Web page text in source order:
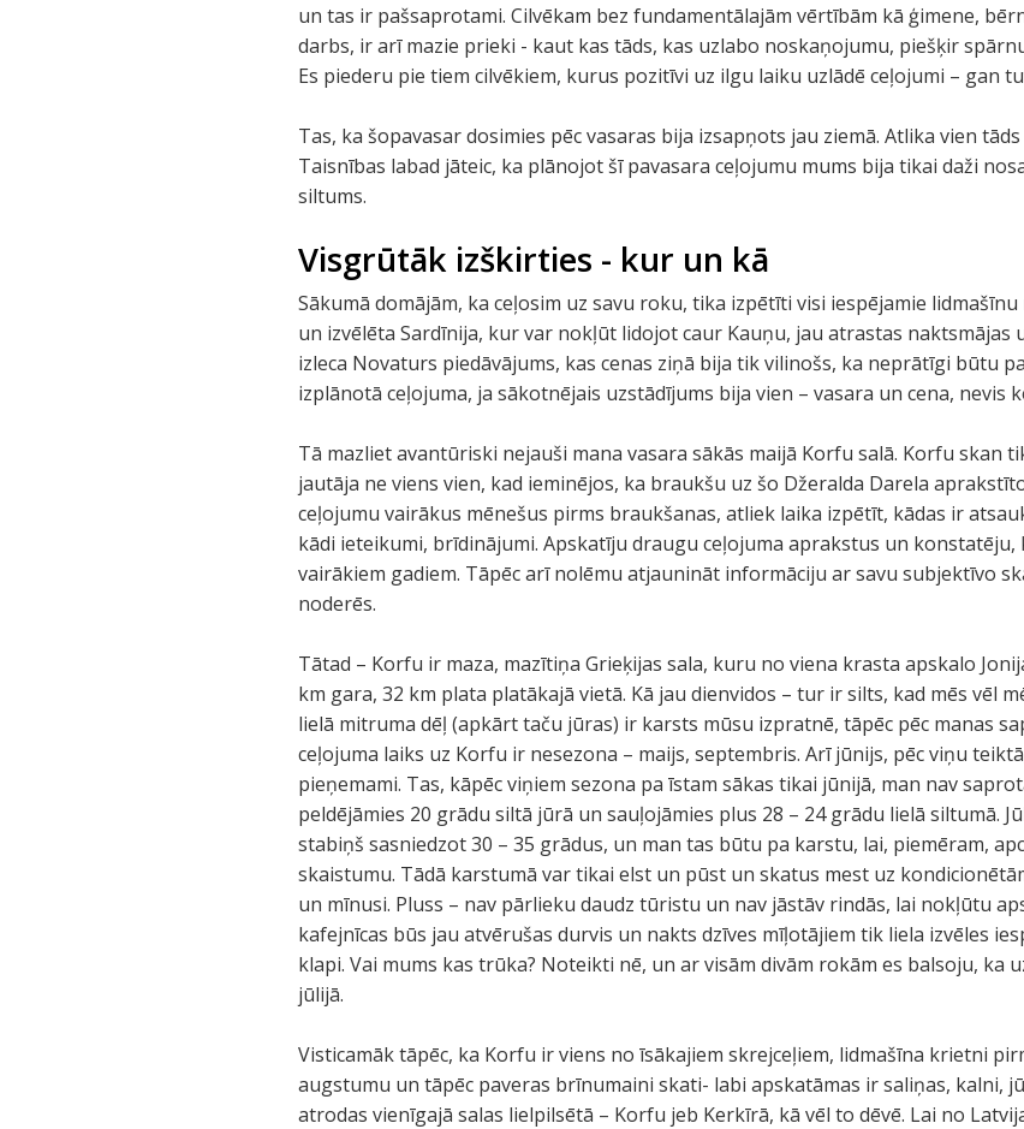
un tas ir pašsaprotami. Cilvēkam bez fundamentālajām vērtībām kā ģimene,
darbs, ir arī mazie prieki - kaut kas tāds, kas uzlabo noskaņojumu, piešķir
Es piederu pie tiem cilvēkiem, kurus pozitīvi uz ilgu laiku uzlādē ceļojumi – gan
Tas, ka šopavasar dosimies pēc vasaras bija izsapņots jau ziemā. Atlika vien
Taisnības labad jāteic, ka plānojot šī pavasara ceļojumu mums bija tikai daži
siltums.
Visgrūtāk izškirties - kur un kā
Sākumā domājām, ka ceļosim uz savu roku, tika izpētīti visi iespējamie
un izvēlēta Sardīnija, kur var nokļūt lidojot caur Kauņu, jau atrastas
izleca Novaturs piedāvājums, kas cenas ziņā bija tik vilinošs, ka neprātīgi būtu
izplānotā ceļojuma, ja sākotnējais uzstādījums bija vien – vasara un cena, nevis
Tā mazliet avantūriski nejauši mana vasara sākās maijā Korfu salā. Korfu skan
jautāja ne viens vien, kad ieminējos, ka braukšu uz šo Džeralda Darela
ceļojumu vairākus mēnešus pirms braukšanas, atliek laika izpētīt, kādas ir
kādi ieteikumi, brīdinājumi. Apskatīju draugu ceļojuma aprakstus un
vairākiem gadiem. Tāpēc arī nolēmu atjaunināt informāciju ar savu subjektīvo
noderēs.
Tātad – Korfu ir maza, mazītiņa Grieķijas sala, kuru no viena krasta apskalo
km gara, 32 km plata platākajā vietā. Kā jau dienvidos – tur ir silts, kad mēs vēl
lielā mitruma dēļ (apkārt taču jūras) ir karsts mūsu izpratnē, tāpēc pēc manas
ceļojuma laiks uz Korfu ir nesezona – maijs, septembris. Arī jūnijs, pēc viņu
pieņemami. Tas, kāpēc viņiem sezona pa īstam sākas tikai jūnijā, man nav
peldējāmies 20 grādu siltā jūrā un sauļojāmies plus 28 – 24 grādu lielā siltumā.
stabiņš sasniedzot 30 – 35 grādus, un man tas būtu pa karstu, lai, piemēram,
skaistumu. Tādā karstumā var tikai elst un pūst un skatus mest uz
un mīnusi. Pluss – nav pārlieku daudz tūristu un nav jāstāv rindās, lai nokļūtu
kafejnīcas būs jau atvērušas durvis un nakts dzīves mīļotājiem tik liela izvēles
klapi. Vai mums kas trūka? Noteikti nē, un ar visām divām rokām es balsoju, ka
jūlijā.
Visticamāk tāpēc, ka Korfu ir viens no īsākajiem skrejceļiem, lidmašīna krietni
augstumu un tāpēc paveras brīnumaini skati- labi apskatāmas ir saliņas, kalni,
atrodas vienīgajā salas lielpilsētā – Korfu jeb Kerkīrā, kā vēl to dēvē. Lai no